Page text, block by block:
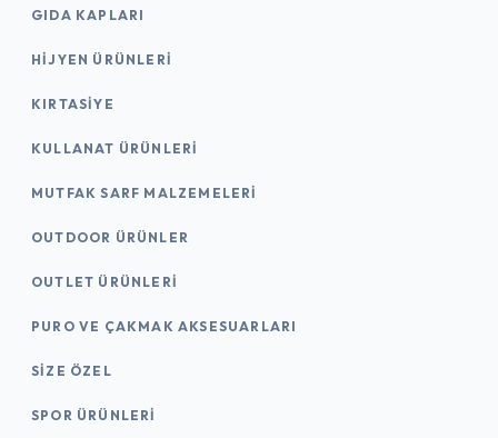
GIDA KAPLARI
HIJYEN ÜRÜNLERI
KIRTASİYE
KULLANAT ÜRÜNLERI
MUTFAK SARF MALZEMELERI
OUTDOOR ÜRÜNLER
OUTLET ÜRÜNLERI
PURO VE ÇAKMAK AKSESUARLARI
SIZE ÖZEL
SPOR ÜRÜNLERI